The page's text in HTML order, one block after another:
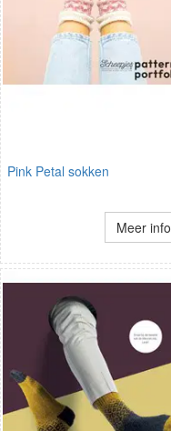
Pink Petal sokken
Meer info